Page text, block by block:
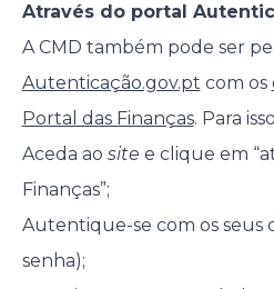
Através do portal
A CMD também pode ser
Autenticação.gov.pt com os
Portal das Finanças. Para
Aceda ao site e clique em
Finanças”;
Autentique-se com os seus
senha);